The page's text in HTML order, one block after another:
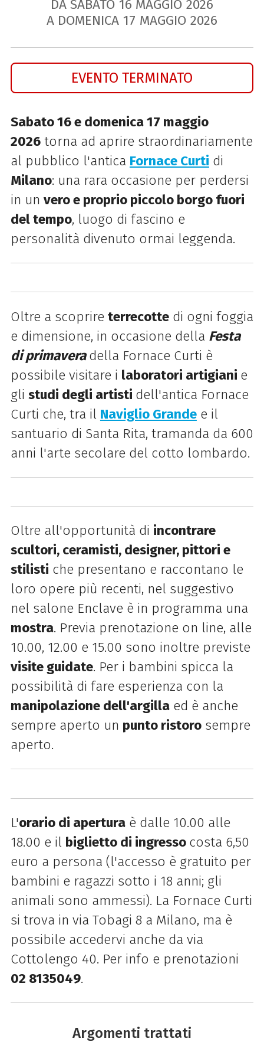
DA SABATO 16 MAGGIO 2026
A DOMENICA 17 MAGGIO 2026
EVENTO TERMINATO
Sabato 16 e domenica 17 maggio
2026torna ad aprire straordinariamente
al pubblico l'antica Fornace Curti di
Milano: una rara occasione per perdersi
in un vero e proprio piccolo borgo fuori
del tempo, luogo di fascino e
personalità divenuto ormai leggenda.
Oltre a scoprire terrecottedi ogni foggia
e dimensione, in occasione della Festa
di primaveradella Fornace Curti è
possibile visitare i laboratori artigiani e
gli studi degli artisti dell'antica Fornace
Curti che, tra il Naviglio Grandee il
santuario di Santa Rita, tramanda da 600
anni l'arte secolare del cotto lombardo.
Oltre all'opportunità di incontrare
scultori, ceramisti, designer, pittori e
stilisti che presentano e raccontano le
loro opere più recenti, nel suggestivo
nel salone Enclave è in programma una
mostra. Previa prenotazione on line, alle
10.00, 12.00 e 15.00 sono inoltre previste
visite guidate. Per i bambini spicca la
possibilità di fare esperienza con la
manipolazione dell'argillaed è anche
sempre aperto un punto ristorosempre
aperto.
L'orario di aperturaè dalle 10.00 alle
18.00 e il biglietto di ingresso costa 6,50
euro a persona (l'accesso è gratuito per
bambini e ragazzi sotto i 18 anni; gli
animali sono ammessi). La Fornace Curti
si trova in via Tobagi 8 a Milano, ma è
possibile accedervi anche da via
Cottolengo 40. Per info e prenotazioni
02 8135049.
Argomenti trattati